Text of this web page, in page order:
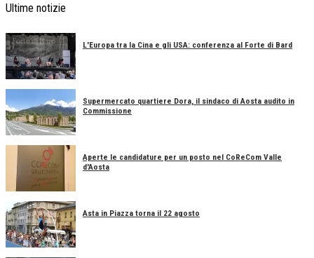
Ultime notizie
L'Europa tra la Cina e gli USA: conferenza al Forte di Bard
Supermercato quartiere Dora, il sindaco di Aosta audito in
Commissione
Aperte le candidature per un posto nel CoReCom Valle
d'Aosta
Asta in Piazza torna il 22 agosto